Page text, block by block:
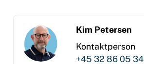
Kim Petersen
Kontaktperson
+45 32 86 05 34